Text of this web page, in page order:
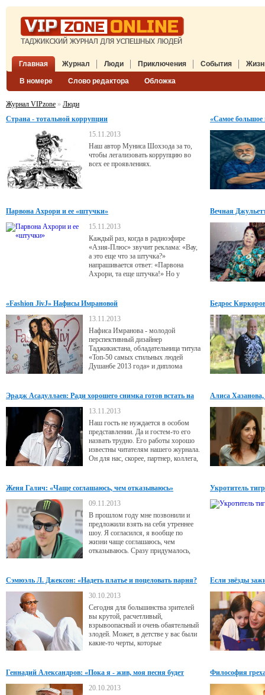
Главная Журнал
В номере Слово редактора Обложка
Люди Приключения События
Журнал VIPzone » Люди
Страна - тотальной коррупции
15.11.2013
Наш автор Муниса Шохзода за то,
чтобы легализовать коррупцию во
всех ее проявлениях.
«Самое большое
Парвона Ахрори и ее «штучки»
15.11.2013
Каждый раз, когда в радиоэфире
«Азия-Плюс» звучит реклама: «Вау,
а это еще что за штучка?»
напрашивается ответ: «Парвона
Ахрори, та еще штучка!» Но у
поэтому ответ в этом рекламном
слогане звучит несколько иначе.
Вечная
«Fashion JivJ» Нафисы Имрановой
13.11.2013
Нафиса Имранова - молодой
перспективный дизайнер
Таджикистана, обладательница титула
«Топ-50 самых стильных людей
Душанбе 2013 года» и диплома
«Fashion JivJ», планы на будущее, а
также о том, что будет модно этой
осенью.
Бедрос
Эрадж Асадуллаев: Ради хорошего снимка готов встать на
13.11.2013
Наш гость не нуждается в особом
представлении. Да и гостем-то его
назвать трудно. Его работы хорошо
известны читателям нашего журнала.
Он для нас, скорее, партнер, коллега,
«Реклама&IDEAS» тонкостями
своего мастерства.
Алиса Хазанова,
Женя Галич: «Чаще соглашаюсь, чем отказываюсь»
09.11.2013
В прошлом году мне позвонили и
предложили взять на себя утреннее
шоу. Я согласился, я вообще по
жизни чаще соглашаюсь, чем
отказываюсь. Сразу придумалось,
ставить музычку, которая мне
действительно нравится: Metallica,
Nirvana, Deftones.
Укротитель
Сэмюэль Л. Джексон: «Надеть платье и поцеловать парня?
30.10.2013
Сегодня для большинства зрителей
вы крутой, расчетливый,
взрывоопасный и очень обаятельный
злодей. Может, в детстве у вас были
какие-то черты, которые
актером, но и звездой?
Если звёзды
Геннадий Александров: «Пока я - жив, моя песня будет
20.10.2013
Философия